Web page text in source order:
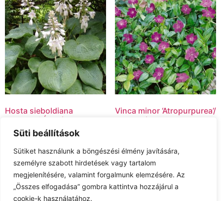
Süti beállítások
Sütiket használunk a böngészési élmény javítására,
személyre szabott hirdetések vagy tartalom
megjelenítésére, valamint forgalmunk elemzésére. Az
„Összes elfogadása” gombra kattintva hozzájárul a
cookie-k használatához.
Hosta sieboldiana
‘Elegans’/ Árnyékliliom
2,800.00Ft
Kosárba teszem
Vinca minor ‘Atropurpurea’/
Kis meténg
Tovább olvasom